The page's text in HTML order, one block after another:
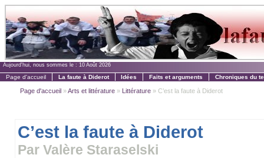
Aujourd'hui, nous sommes le : 10 Août 2026
Page d'accueil La faute à Diderot Idées Faits et arguments Chroniques du
Page d'accueil »Arts et littérature » Littérature » C’est la faute à Diderot
C’est la faute à Diderot
Par Valère Staraselski